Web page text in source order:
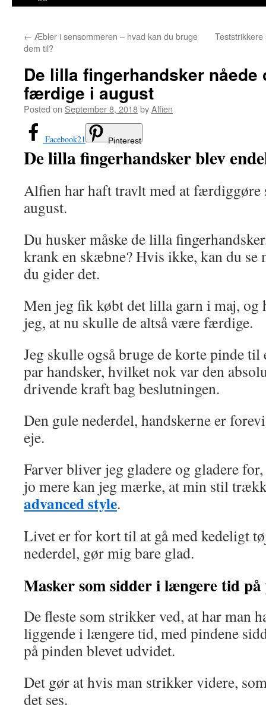
← Æbler i sensommeren – hvad kan du bruge
dem til?
De lilla fingerhandsker nåede
færdige i august
Posted on September 8, 2018byAlfien
Facebook21 Pinterest
De lilla fingerhandsker blev
Alfien har haft travlt med at
august.
Du husker måske de lilla
krank en skæbne? Hvis ikke, kan du se
du gider det.
Men jeg fik købt det lilla garn i maj, og
jeg, at nu skulle de altså være færdige.
Jeg skulle også bruge de korte pinde til
par handsker, hvilket nok var den
drivende kraft bag beslutningen.
Den gule nederdel, handskerne er
eje.
Farver bliver jeg gladere og gladere
jo mere kan jeg mærke, at min stil
advanced style.
Livet er for kort til at gå med kedeligt
nederdel, gør mig bare glad.
Masker som sidder i længere tid
De fleste som strikker ved, at har man
liggende i længere tid, med pindene
på pinden blevet udvidet.
Det gør at hvis man strikker videre,
det ses.